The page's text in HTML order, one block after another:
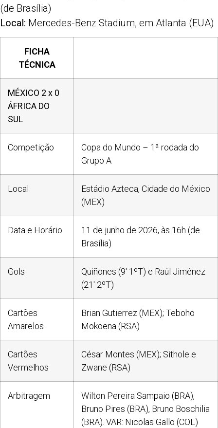
(de Brasília)
Local: Mercedes-Benz Stadium, em Atlanta (EUA)
FICHA
TÉCNICA
MÉXICO 2 x 0
ÁFRICA DO
SUL
Competição
Copa do Mundo – 1ª rodada do
Grupo A
Local
Estádio Azteca, Cidade do México
(MEX)
Data e Horário
11 de junho de 2026, às 16h (de
Brasília)
Gols
Quiñones (9′ 1ºT) e Raúl Jiménez
(21′ 2ºT)
Cartões
Amarelos
Brian Gutierrez (MEX); Teboho
Mokoena (RSA)
Cartões
Vermelhos
César Montes (MEX); Sithole e
Zwane (RSA)
Arbitragem
Wilton Pereira Sampaio (BRA),
Bruno Pires (BRA), Bruno Boschilia
(BRA). VAR: Nicolas Gallo (COL)